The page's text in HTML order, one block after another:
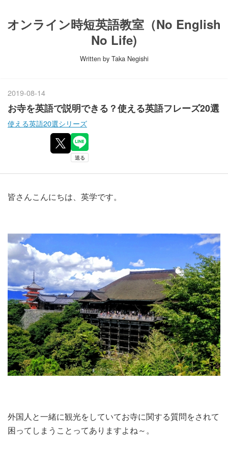
オンライン時短英語教室（No English
No Life)
Written by Taka Negishi
2019-08-14
お寺を英語で説明できる？使える英語フレーズ20選
使える英語20選シリーズ
皆さんこんにちは、英学です。
外国人と一緒に観光をしていてお寺に関する質問をされて
困ってしまうことってありますよね～。